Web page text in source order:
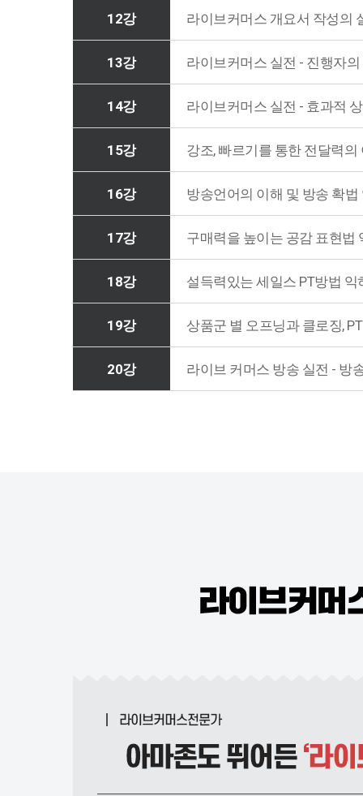
12강 라이브커머스 개요서 작성의
13강 라이브커머스 실전 - 진행자
14강 라이브커머스 실전 - 효과적
15강 강조, 빠르기를 통한 전달력의
16강 방송언어의 이해 및 방송 확법
17강 구매력을 높이는 공감 표현법
18강 설득력있는 세일스 PT방법 익
19강 상품군 별 오프닝과 클로징,
20강 라이브 커머스 방송 실전 - 방